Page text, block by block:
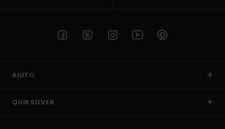
AIUTO
QUIKSILVER